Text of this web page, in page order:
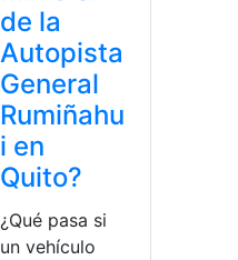
de la
Autopista
General
Rumiñahu
i en
Quito?
¿Qué pasa si
un vehículo